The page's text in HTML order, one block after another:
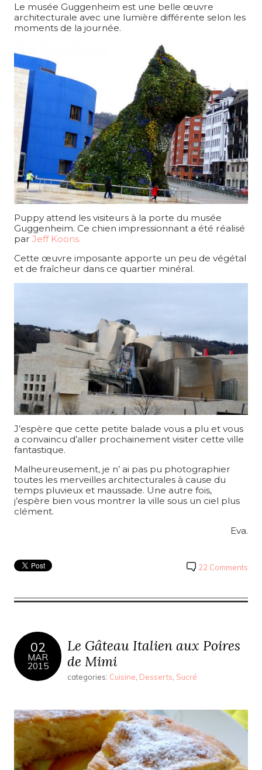
Le musée Guggenheim est une belle œuvre
architecturale avec une lumière différente selon les
moments de la journée.
Puppy attend les visiteurs à la porte du musée
Guggenheim. Ce chien impressionnant a été réalisé
par Jeff Koons.
Cette œuvre imposante apporte un peu de végétal
et de fraîcheur dans ce quartier minéral.
J’espère que cette petite balade vous a plu et vous
a convaincu d’aller prochainement visiter cette ville
fantastique.
Malheureusement, je n’ ai pas pu photographier
toutes les merveilles architecturales à cause du
temps pluvieux et maussade. Une autre fois,
j’espère bien vous montrer la ville sous un ciel plus
clément.
Eva.
22 Comments
02
MAR
2015
Le Gâteau Italien aux Poires
de Mimi
categories: Cuisine, Desserts, Sucré